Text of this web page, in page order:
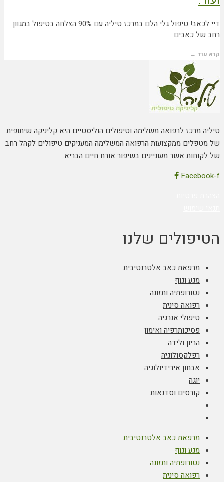
דיי לכאב! טיפול גלי הלם במרכז טיליה עם 90% הצלחה בטיפול במגוון
רחב של כאבים
קרא עוד ←
טיליה מרכז לרפואה משלימה וטיפולים הוליסטיים היא קליניקה שיתופית
של מטפלים ממקצועות הרפואה המשלימה המעניקים טיפולים לקהל רחב
של לקוחות אשר מעוניינים בשיפור אורח חיים הבריא.
Facebook-f
הטיפולים שלנו
מרפאת כאב אלטרנטיבית
מגע וגוף
נטורופתיה ותזונה
רפואה סינית
טיפולי אנרגיה
פסיכותרפיה ואימון
הריון ולידה
רפלקסולוגיה
אבחון אירידיולוגיה
יוגה
קורסים וסדנאות
מרפאת כאב אלטרנטיבית
מגע וגוף
נטורופתיה ותזונה
רפואה סינית